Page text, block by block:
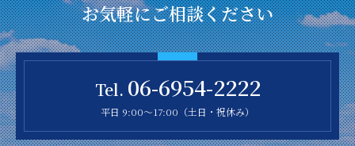
お気軽にご相談ください
Tel. 06-6954-2222
平日 9:00～17:00（土日・祝休み）